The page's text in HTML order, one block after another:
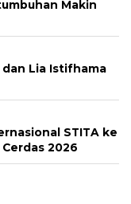
Makin
dan Lia Istifhama
STITA ke
2026